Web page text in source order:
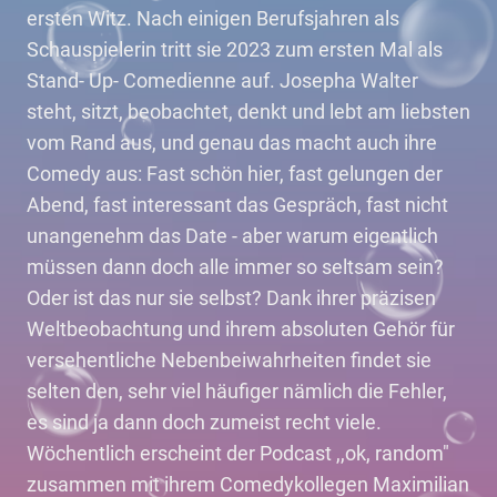
ersten Witz. Nach einigen Berufsjahren als
Schauspielerin tritt sie 2023 zum ersten Mal als
Stand- Up- Comedienne auf. Josepha Walter
steht, sitzt, beobachtet, denkt und lebt am liebsten
vom Rand aus, und genau das macht auch ihre
Comedy aus: Fast schön hier, fast gelungen der
Abend, fast interessant das Gespräch, fast nicht
unangenehm das Date - aber warum eigentlich
müssen dann doch alle immer so seltsam sein?
Oder ist das nur sie selbst? Dank ihrer präzisen
Weltbeobachtung und ihrem absoluten Gehör für
versehentliche Nebenbeiwahrheiten findet sie
selten den, sehr viel häufiger nämlich die Fehler,
es sind ja dann doch zumeist recht viele.
Wöchentlich erscheint der Podcast ,,ok, random"
zusammen mit ihrem Comedykollegen Maximilian